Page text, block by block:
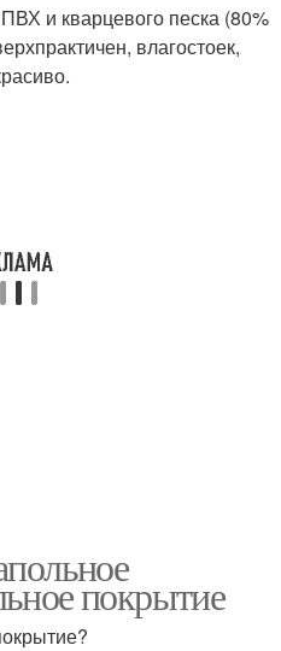
и кварцевого песка (80%
влагостоек,
покрытие